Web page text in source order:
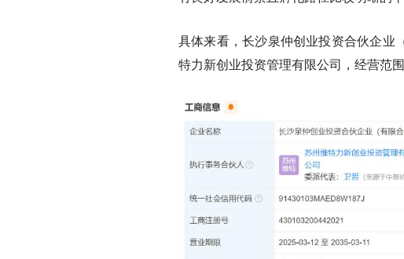
具体来看，长沙泉仲创业投资合伙企业
特力新创业投资管理有限公司，经营范